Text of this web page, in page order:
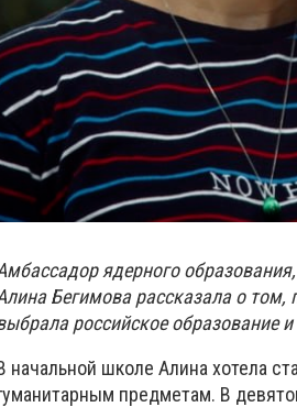
ядерного
Бегимова рассказала о
российское образование
начальной школе Алина хотела
предметам. В